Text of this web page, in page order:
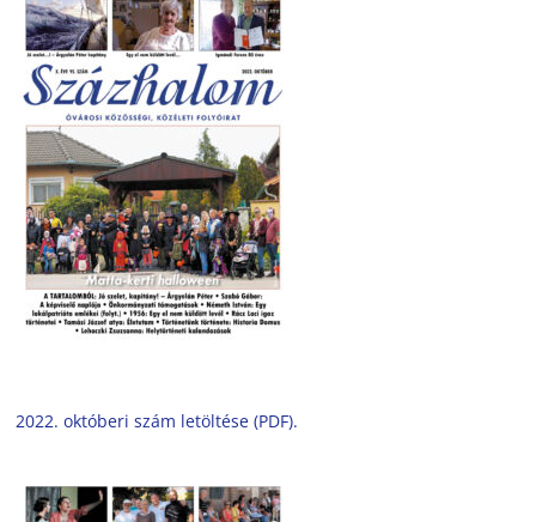
2022. októberi szám letöltése (PDF).